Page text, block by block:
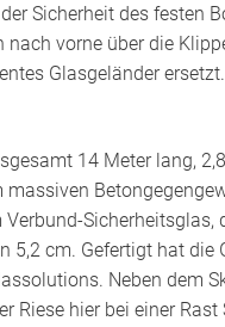
Sicherheit des festen
vorne über die
Glasgeländer
14 Meter lang,
5,2 cm. Gefertigt hat die
Neben dem
Riese hier bei einer